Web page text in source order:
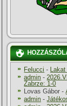
Felucci -
admin -
Zabrze: 1-0
Lovas Gábor -
admin -